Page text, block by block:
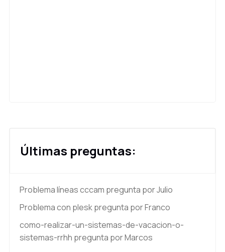
Últimas preguntas:
Problema líneas cccam pregunta por Julio
Problema con pleskpregunta por Franco
como-realizar-un-sistemas-de-vacacion-o-
sistemas-rrhh pregunta por Marcos